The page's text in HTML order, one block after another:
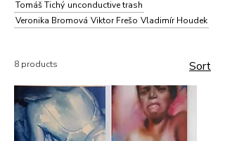
Tomáš Tichý unconductive trash
Veronika Bromová Viktor Frešo Vladimír Houdek
8 products Sort